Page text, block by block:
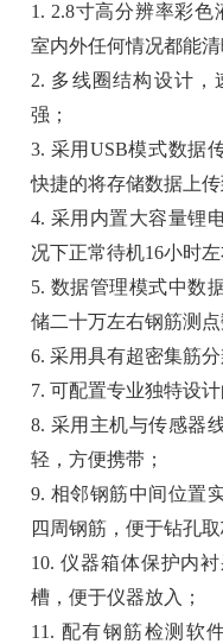
1. 2.8寸高分辨率彩色
室内外任何情况都能清
2. 多线圈结构设计
强；
3. 采用USB模式数据
快捷的将存储数据上传
4. 采用内置大容量锂
况下正常待机16小时左
5. 数据管理模式中数
储二十万左右钢筋测点
6. 采用具有超密集筋
7. 可配置专业独特设
8. 采用主机与传感器
轻，方便携带；
9. 相邻钢筋中间位置
四周钢筋，便于钻孔取
10. 仪器箱体保护内
槽，便于仪器放入；
11. 配有钢筋检测软